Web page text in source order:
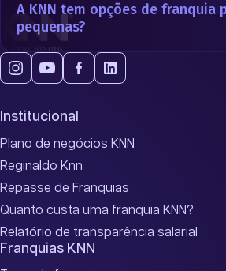
A KNN tem opções de franquia
pequenas?
Institucional
Plano de negócios KNN
Reginaldo Knn
Repasse de Franquias
Quanto custa uma franquia KNN?
Relatório de transparência salarial
Franquias KNN